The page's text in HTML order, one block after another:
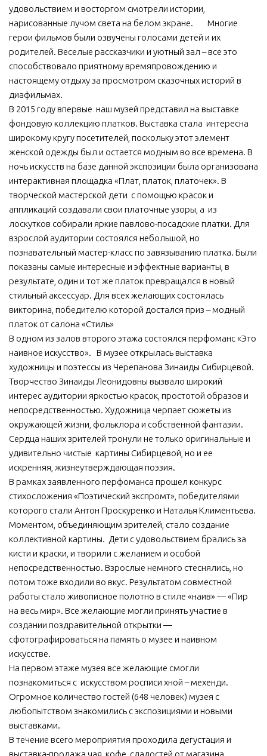
удовольствием и восторгом смотрели истории,
нарисованные лучом света на белом экране. Многие
герои фильмов были озвучены голосами детей и их
родителей. Веселые рассказчики и уютный зал – все это
способствовало приятному времяпровождению и
настоящему отдыху за просмотром сказочных историй в
диафильмах.
В 2015 году впервые наш музей представил на выставке
фондовую коллекцию платков. Выставка стала интересна
широкому кругу посетителей, поскольку этот элемент
женской одежды был и остается модным во все времена. В
ночь искусств на базе данной экспозиции была организована
интерактивная площадка «Плат, платок, платочек». В
творческой мастерской дети с помощью красок и
аппликаций создавали свои платочные узоры, а из
лоскутков собирали яркие павлово-посадские платки. Для
взрослой аудитории состоялся небольшой, но
познавательный мастер-класс по завязыванию платка. Были
показаны самые интересные и эффектные варианты, в
результате, один и тот же платок превращался в новый
стильный аксессуар. Для всех желающих состоялась
викторина, победителю которой достался приз – модный
платок от салона «Стиль»
В одном из залов второго этажа состоялся перфоманс «Это
наивное искусство». В музее открылась выставка
художницы и поэтессы из Черепанова Зинаиды Сибирцевой.
Творчество Зинаиды Леонидовны вызвало широкий
интерес аудитории яркостью красок, простотой образов и
непосредственностью. Художница черпает сюжеты из
окружающей жизни, фольклора и собственной фантазии.
Сердца наших зрителей тронули не только оригинальные и
удивительно чистые картины Сибирцевой, но и ее
искренняя, жизнеутверждающая поэзия.
В рамках заявленного перфоманса прошел конкурс
стихосложения «Поэтический экспромт», победителями
которого стали Антон Проскуренко и Наталья Климентьева.
Моментом, объединяющим зрителей, стало создание
коллективной картины. Дети с удовольствием брались за
кисти и краски, и творили с желанием и особой
непосредственностью. Взрослые немного стеснялись, но
потом тоже входили во вкус. Результатом совместной
работы стало живописное полотно в стиле «наив» — «Пир
на весь мир». Все желающие могли принять участие в
создании поздравительной открытки —
сфотографироваться на память о музее и наивном
искусстве.
На первом этаже музея все желающие смогли
познакомиться с искусством росписи хной – мехенди.
Огромное количество гостей (648 человек) музея с
любопытством знакомились с экспозициями и новыми
выставками.
В течение всего мероприятия проходила дегустация и
выставка-продажа чая, кофе, сладостей от магазина